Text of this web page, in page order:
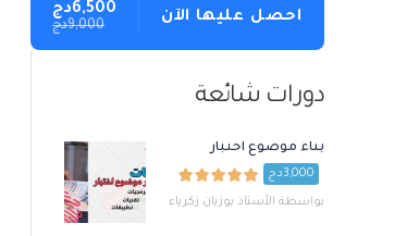
احصل عليها الآن 6,500دج
9,000دج
دورات شائعة
بناء موضوع اختبار
3,000دج
بواسطة الأستاذ بوزيان زكرياء